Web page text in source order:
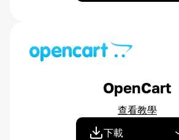
OpenCart
查看教學
下載